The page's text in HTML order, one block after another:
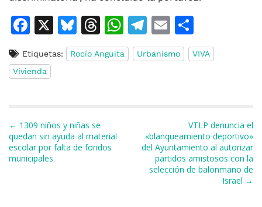
F
c
e
o
o
k
X
Bl
u
e
y
T
h
re
W
h
at
T
el
e
E
m
ai
o
m
ti
r
Etiquetas: Rocío Anguita Urbanismo
VIVA
Vivienda
Navegación de entradas
← 1309 niños y niñas se
quedan sin ayuda al material
escolar por falta de fondos
municipales
VTLP denuncia el
«blanqueamiento deportivo»
del Ayuntamiento al autorizar
partidos amistosos con la
selección de balonmano de
Israel →